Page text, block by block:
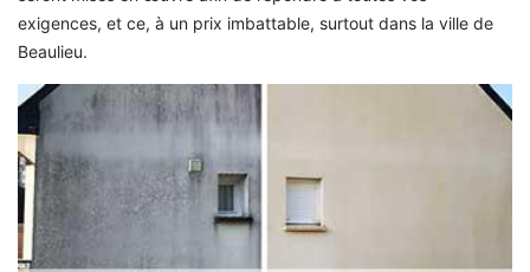
exigences, et ce, à un prix imbattable, surtout dans la ville de
Beaulieu.